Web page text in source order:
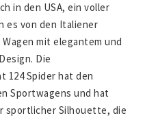
in den USA, ein voller
es von den Italiener
mit elegantem und
Die
124 Spider hat den
Sportwagens und hat
sportlicher Silhouette, die